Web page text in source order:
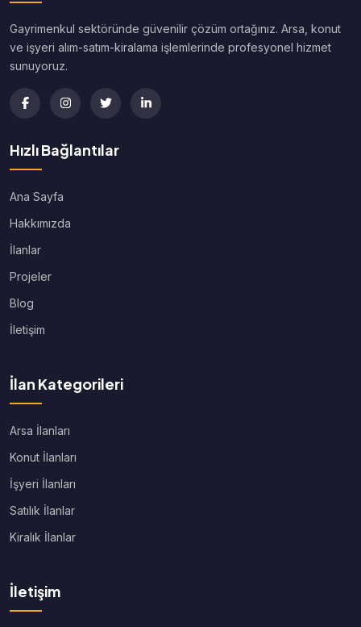
Gayrimenkul sektöründe güvenilir çözüm ortağınız. Arsa, konut
ve işyeri alım-satım-kiralama işlemlerinde profesyonel hizmet
sunuyoruz.
Hızlı Bağlantılar
Ana Sayfa
Hakkımızda
İlanlar
Projeler
Blog
İletişim
İlan Kategorileri
Arsa İlanları
Konut İlanları
İşyeri İlanları
Satılık İlanlar
Kiralık İlanlar
İletişim